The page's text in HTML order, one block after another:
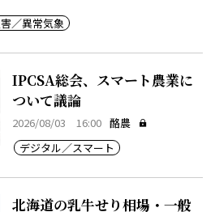
／異常気象
IPCSA総会、スマート農業に
ついて議論
2026/08/03 16:00 酪農
デジタル／スマート
北海道の乳牛せり相場・一般